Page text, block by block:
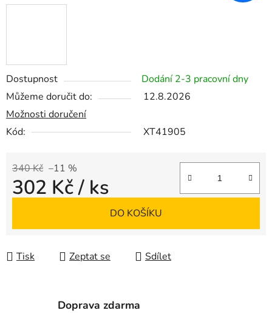
Dostupnost
Dodání 2-3 pracovní dny
Můžeme doručit do:
12.8.2026
Možnosti doručení
Kód:
XT41905
340 Kč –11 %
302 Kč/ ks
DO KOŠÍKU
Tisk Zeptat se Sdílet
Doprava zdarma